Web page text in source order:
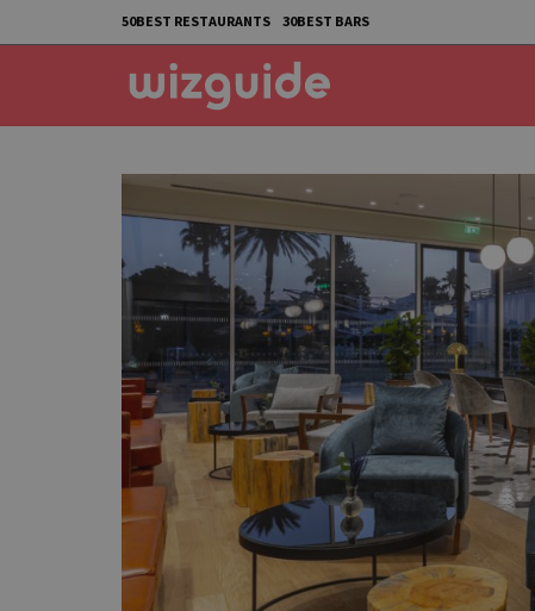
50BEST RESTAURANTS 30BEST BARS